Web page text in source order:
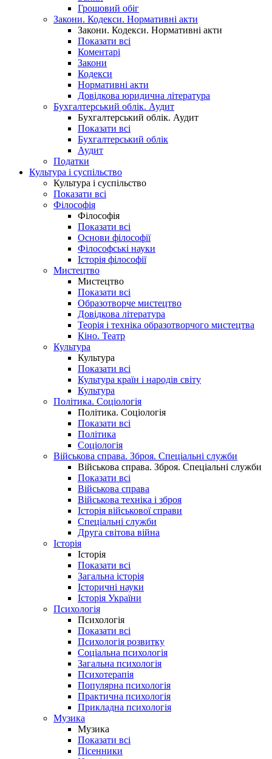
Грошовий обіг
Закони. Кодекси. Нормативні акти
Закони. Кодекси. Нормативні акти
Показати всі
Коментарі
Закони
Кодекси
Нормативні акти
Довідкова юридична література
Бухгалтерський облік. Аудит
Бухгалтерський облік. Аудит
Показати всі
Бухгалтерський облік
Аудит
Податки
Культура і суспільство
Культура і суспільство
Показати всі
Філософія
Філософія
Показати всі
Основи філософії
Філософські науки
Історія філософії
Мистецтво
Мистецтво
Показати всі
Образотворче мистецтво
Довідкова література
Теорія і техніка образотворчого мистецтва
Кіно. Театр
Культура
Культура
Показати всі
Культура країн і народів світу
Культура
Політика. Соціологія
Політика. Соціологія
Показати всі
Політика
Соціологія
Військова справа. Зброя. Спеціальні служби
Військова справа. Зброя. Спеціальні служби
Показати всі
Військова справа
Військова техніка і зброя
Історія військової справи
Спеціальні служби
Друга світова війна
Історія
Історія
Показати всі
Загальна історія
Історичні науки
Історія України
Психологія
Психологія
Показати всі
Психологія розвитку
Соціальна психологія
Загальна психологія
Психотерапія
Популярна психологія
Практична психологія
Прикладна психологія
Музика
Музика
Показати всі
Пісенники